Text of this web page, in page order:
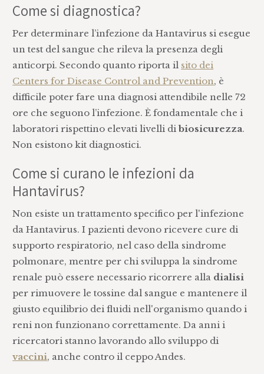
Come si diagnostica?
Per determinare l’infezione da Hantavirus si esegue
un test del sangue che rileva la presenza degli
anticorpi. Secondo quanto riporta il sito dei
Centers for Disease Control and Prevention, è
difficile poter fare una diagnosi attendibile nelle 72
ore che seguono l’infezione. È fondamentale che i
laboratori rispettino elevati livelli dibiosicurezza.
Non esistono kit diagnostici.
Come si curano le infezioni da
Hantavirus?
Non esiste un trattamento specifico per l'infezione
da Hantavirus. I pazienti devono ricevere cure di
supporto respiratorio, nel caso della sindrome
polmonare, mentre per chi sviluppa la sindrome
renale può essere necessario ricorrere alla dialisi
per rimuovere le tossine dal sangue e mantenere il
giusto equilibrio dei fluidi nell'organismo quando i
reni non funzionano correttamente. Da anni i
ricercatori stanno lavorando allo sviluppo di
vaccini, anche contro il ceppo Andes.